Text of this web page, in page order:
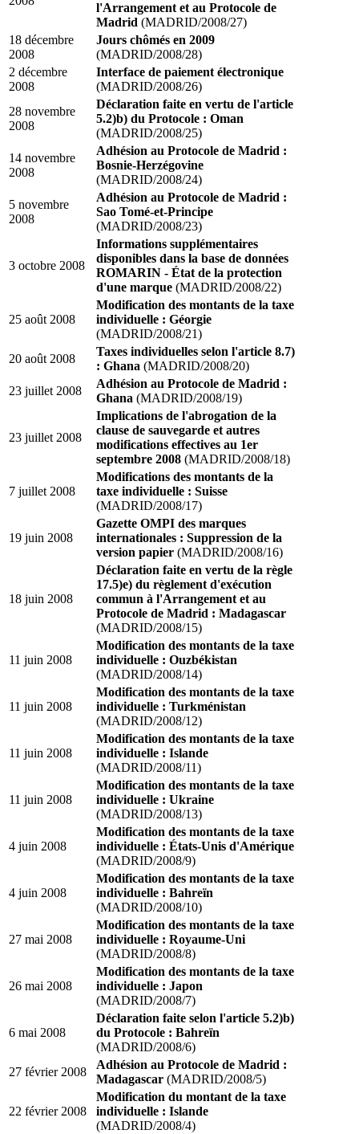
l'Arrangement et au Protocole de
Madrid (MADRID/2008/27)
18 décembre
2008
Jours chômés en 2009
(MADRID/2008/28)
2 décembre
2008
Interface de paiement électronique
(MADRID/2008/26)
28 novembre
2008
Déclaration faite en vertu de l'article
5.2)b) du Protocole : Oman
(MADRID/2008/25)
14 novembre
2008
Adhésion au Protocole de Madrid :
Bosnie-Herzégovine
(MADRID/2008/24)
5 novembre
2008
Adhésion au Protocole de Madrid :
Sao Tomé-et-Principe
(MADRID/2008/23)
3 octobre 2008
Informations supplémentaires
disponibles dans la base de données
ROMARIN - État de la protection
d'une marque (MADRID/2008/22)
25 août 2008
Modification des montants de la taxe
individuelle : Géorgie
(MADRID/2008/21)
20 août 2008
Taxes individuelles selon l'article 8.7)
: Ghana (MADRID/2008/20)
23 juillet 2008
Adhésion au Protocole de Madrid :
Ghana (MADRID/2008/19)
23 juillet 2008
Implications de l'abrogation de la
clause de sauvegarde et autres
modifications effectives au 1er
septembre 2008 (MADRID/2008/18)
7 juillet 2008
Modifications des montants de la
taxe individuelle : Suisse
(MADRID/2008/17)
19 juin 2008
Gazette OMPI des marques
internationales : Suppression de la
version papier (MADRID/2008/16)
18 juin 2008
Déclaration faite en vertu de la règle
17.5)e) du règlement d'exécution
commun à l'Arrangement et au
Protocole de Madrid : Madagascar
(MADRID/2008/15)
11 juin 2008
Modification des montants de la taxe
individuelle : Ouzbékistan
(MADRID/2008/14)
11 juin 2008
Modification des montants de la taxe
individuelle : Turkménistan
(MADRID/2008/12)
11 juin 2008
Modification des montants de la taxe
individuelle : Islande
(MADRID/2008/11)
11 juin 2008
Modification des montants de la taxe
individuelle : Ukraine
(MADRID/2008/13)
4 juin 2008
Modification des montants de la taxe
individuelle : États-Unis d'Amérique
(MADRID/2008/9)
4 juin 2008
Modification des montants de la taxe
individuelle : Bahreïn
(MADRID/2008/10)
27 mai 2008
Modification des montants de la taxe
individuelle : Royaume-Uni
(MADRID/2008/8)
26 mai 2008
Modification des montants de la taxe
individuelle : Japon
(MADRID/2008/7)
6 mai 2008
Déclaration faite selon l'article 5.2)b)
du Protocole : Bahreïn
(MADRID/2008/6)
27 février 2008
Adhésion au Protocole de Madrid :
Madagascar (MADRID/2008/5)
22 février 2008
Modification du montant de la taxe
individuelle : Islande
(MADRID/2008/4)